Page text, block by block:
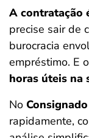
A contratação
precise sair de
burocracia
empréstimo. E
horas úteis na
No
rapidamente,